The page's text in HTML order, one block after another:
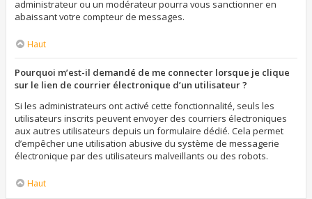
administrateur ou un modérateur pourra vous sanctionner en
abaissant votre compteur de messages.
Haut
Pourquoi m’est-il demandé de me connecter lorsque je clique
sur le lien de courrier électronique d’un utilisateur ?
Si les administrateurs ont activé cette fonctionnalité, seuls les
utilisateurs inscrits peuvent envoyer des courriers électroniques
aux autres utilisateurs depuis un formulaire dédié. Cela permet
d’empêcher une utilisation abusive du système de messagerie
électronique par des utilisateurs malveillants ou des robots.
Haut